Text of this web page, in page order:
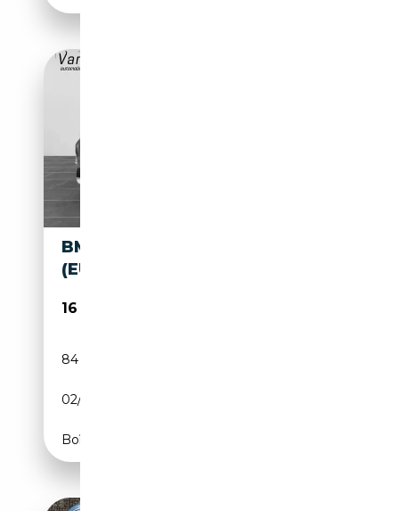
BMW X1 X1 1.5I SDRIVE18 OPF
(EU6D-TEMP)
16 990€
84 000 km
02/2019
Boîte manuelle